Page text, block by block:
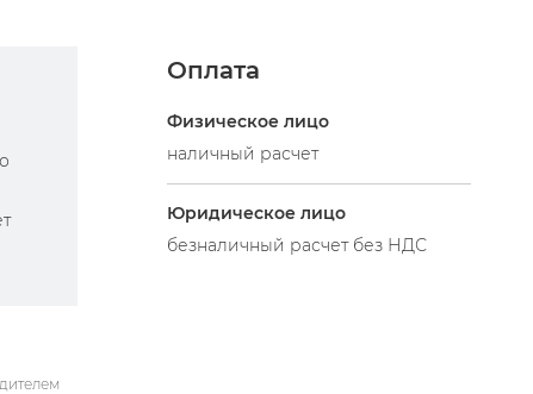
Оплата
Физическое лицо
наличный расчет
Юридическое лицо
безналичный расчет без НДС